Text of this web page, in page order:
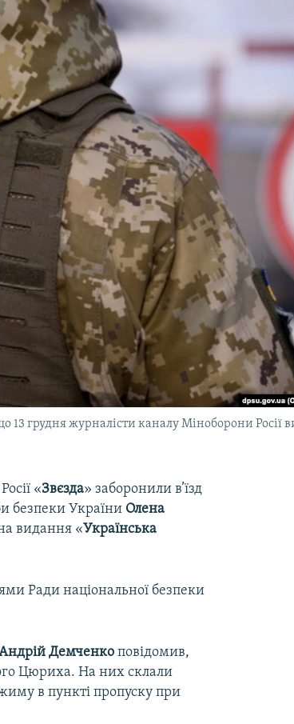
грудня журналісти каналу Міноборони Росії
«Звєзда» заборонили в’їзд
безпеки України Олена
видання «Українська
Ради національної безпеки
Демченко повідомив,
Цюриха. На них склали
в пункті пропуску при